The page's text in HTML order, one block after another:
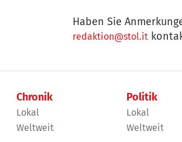
Haben Sie
redaktion@stol.it
Chronik
Lokal
Weltweit
Politik
Lokal
Weltweit